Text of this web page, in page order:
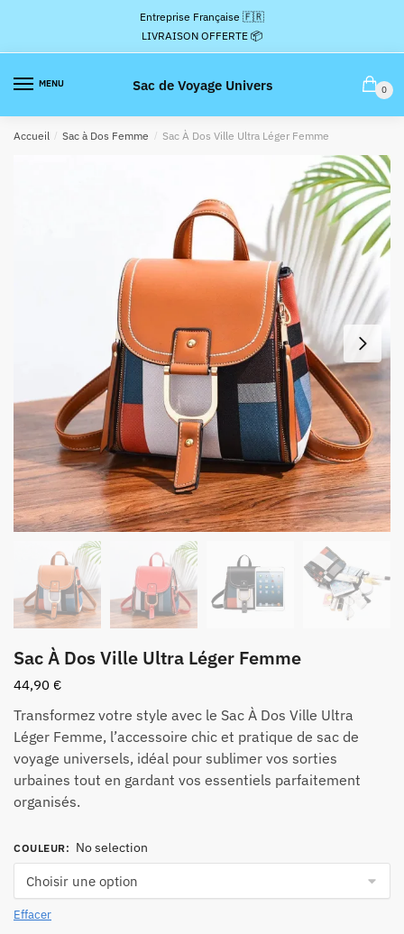
la
navigation
contenu
Entreprise Française 🇫🇷
LIVRAISON OFFERTE 📦
MENU Sac de Voyage Univers 0
Accueil / Sac à Dos Femme / Sac À Dos Ville Ultra Léger Femme
Sac À Dos Ville Ultra Léger Femme
44,90 €
Transformez votre style avec le Sac À Dos Ville Ultra
Léger Femme, l’accessoire chic et pratique de sac de
voyage universels, idéal pour sublimer vos sorties
urbaines tout en gardant vos essentiels parfaitement
organisés.
COULEUR: No selection
Effacer